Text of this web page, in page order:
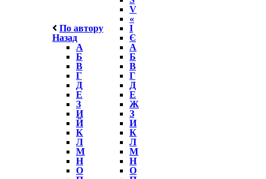
По автору
Назад
А
Б
В
Г
Д
Е
З
И
Й
К
Л
М
Н
О
V
«
І
Є
А
Б
В
Г
Д
Е
Ж
З
И
К
Л
М
Н
О